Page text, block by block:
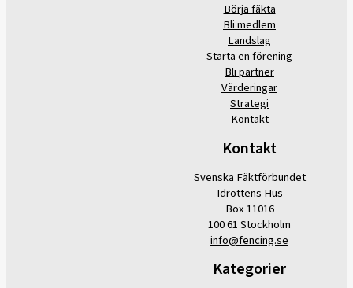
Börja fäkta
Bli medlem
Landslag
Starta en förening
Bli partner
Värderingar
Strategi
Kontakt
Kontakt
Svenska Fäktförbundet
Idrottens Hus
Box 11016
100 61 Stockholm
info@fencing.se
Kategorier